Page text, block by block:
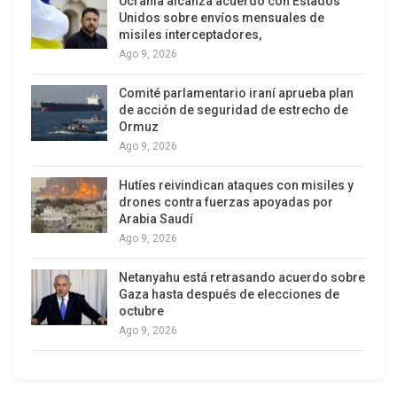
OBLIGACIÓN de ejercer jurisdicción propia y
custodiar sus recursos. En vez de ofrecer nuestro
mapeo naval para otras potencias, el gobierno
nacional debe cumplir allí sus funciones
soberanas”, entre ellas impedir la explotación
que se sigue consolidando frente a la parálisis del
gobierno de Milei, expresó el ministro de
Gobierno de la Provincia de Buenos Aires, Carlos
Bianco,
«El anuncio ni siquiera fue comunicado
oficialmente por el Ministerio de Defensa
Unidos sobre envíos mensuales de
misiles interceptadores,
Ago 9, 2026
Comité parlamentario iraní aprueba plan
de acción de seguridad de estrecho de
Ormuz
Ago 9, 2026
Hutíes reivindican ataques con misiles y
drones contra fuerzas apoyadas por
Arabia Saudí
Ago 9, 2026
Netanyahu está retrasando acuerdo sobre
Gaza hasta después de elecciones de
octubre
Ago 9, 2026